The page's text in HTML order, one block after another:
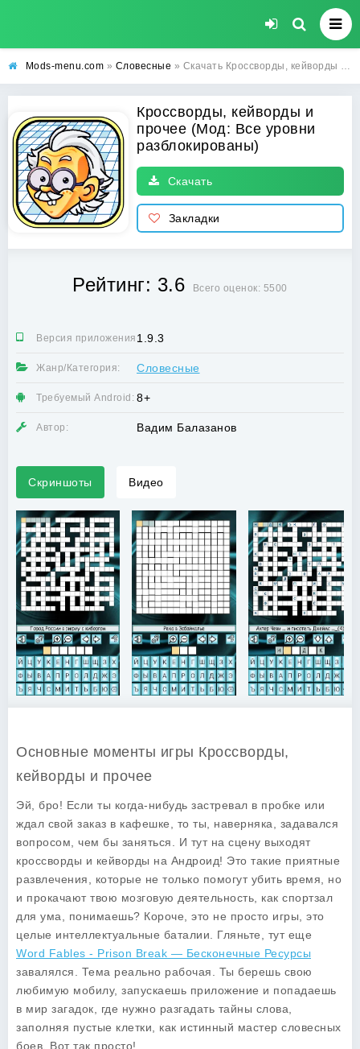
Mods-menu.com » Словесные » Скачать Кроссворды, кейворды и прочее Взлом (Все уровни разблокированы) на Андроид бесплатно
Кроссворды, кейворды и
прочее (Мод: Все уровни
разблокированы)
Скачать
Закладки
Рейтинг: 3.6 Всего оценок: 5500
Версия приложения:1.9.3
Жанр/Категория: Словесные
Требуемый Android: 8+
Автор: Вадим Балазанов
Скриншоты Видео
Основные моменты игры Кроссворды,
кейворды и прочее
Эй, бро! Если ты когда-нибудь застревал в пробке или
ждал свой заказ в кафешке, то ты, наверняка, задавался
вопросом, чем бы заняться. И тут на сцену выходят
кроссворды и кейворды на Андроид! Это такие приятные
развлечения, которые не только помогут убить время, но
и прокачают твою мозговую деятельность, как спортзал
для ума, понимаешь? Короче, это не просто игры, это
целые интеллектуальные баталии. Гляньте, тут еще
Word Fables - Prison Break — Бесконечные Ресурсы
завалялся. Тема реально рабочая. Ты берешь свою
любимую мобилу, запускаешь приложение и попадаешь
в мир загадок, где нужно разгадать тайны слова,
заполняя пустые клетки, как истинный мастер словесных
боев. Вот так просто!